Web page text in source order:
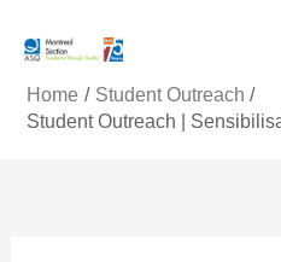
Home
Student Outreach
Student Outreach |